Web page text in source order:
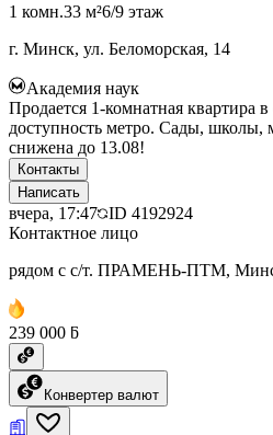
1 комн.33 м²6/9 этаж
г. Минск, ул. Беломорская, 14
Академия наук
Продается 1-комнатная квартира
доступность метро. Сады, школы,
снижена до 13.08!
Контакты
Написать
вчера, 17:47 ID 4192924
Контактное лицо
рядом с с/т. ПРАМЕНЬ-ПТМ,
239 000 ƃ
Конвертер валют